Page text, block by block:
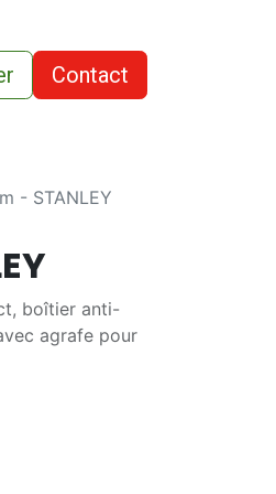
Contact
- STANLEY
boîtier anti-
agrafe pour